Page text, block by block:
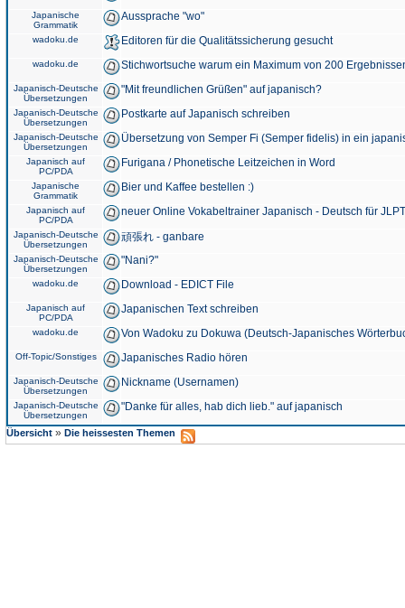
Japanische
Grammatik
Aussprache "wo"
wadoku.de Editoren für die Qualitätssicherung gesucht
wadoku.de Stichwortsuche warum ein Maximum von 200
Japanisch-Deutsche
Übersetzungen
"Mit freundlichen Grüßen" auf japanisch?
Japanisch-Deutsche
Übersetzungen
Postkarte auf Japanisch schreiben
Japanisch-Deutsche
Übersetzungen
Übersetzung von Semper Fi (Semper fidelis) in ein
Japanisch auf
PC/PDA
Furigana / Phonetische Leitzeichen in Word
Japanische
Grammatik
Bier und Kaffee bestellen :)
Japanisch auf
PC/PDA
neuer Online Vokabeltrainer Japanisch - Deutsch für
Japanisch-Deutsche
Übersetzungen
頑張れ - ganbare
Japanisch-Deutsche
Übersetzungen
"Nani?"
wadoku.de Download - EDICT File
Japanisch auf
PC/PDA
Japanischen Text schreiben
wadoku.de Von Wadoku zu Dokuwa (Deutsch-Japanisches
Off-Topic/Sonstiges Japanisches Radio hören
Japanisch-Deutsche
Übersetzungen
Nickname (Usernamen)
Japanisch-Deutsche
Übersetzungen
"Danke für alles, hab dich lieb." auf japanisch
Übersicht » Die heissesten Themen